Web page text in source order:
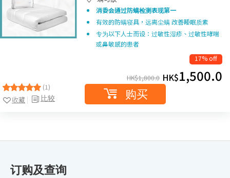
(1)
比较
收藏
消委会通过防螨检测表现第一
有效的防螨寝具，远离尘螨 改善睡眠质素
专为以下人士而设：过敏性湿疹、过敏性哮喘
或鼻敏感的患者
17% off
HK$1,800.0 HK$1,500.0
购买
订购及查询